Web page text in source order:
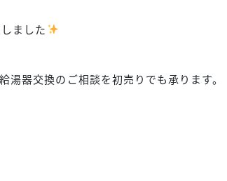
ました
器交換のご相談を初売りでも承ります。